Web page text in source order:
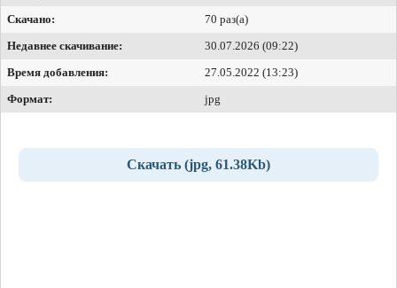
Скачано:
70 раз(а)
Недавнее скачивание:
30.07.2026 (09:22)
Время добавления:
27.05.2022 (13:23)
Формат:
jpg
Скачать (jpg, 61.38Kb)